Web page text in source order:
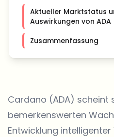
Aktueller Marktstatus
Auswirkungen von ADA
Zusammenfassung
Cardano (ADA) scheint
bemerkenswerten
Entwicklung